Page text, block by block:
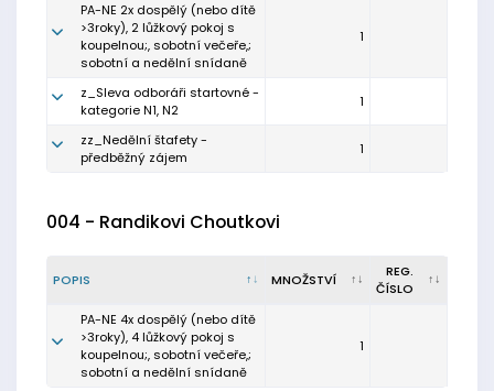
PA-NE 2x dospělý (nebo dítě
>3roky), 2 lůžkový pokoj s
koupelnou;, sobotní večeře,;
sobotní a nedělní snídaně
1
z_Sleva odboráři startovné -
kategorie N1, N2
1
zz_Nedělní štafety -
předběžný zájem
1
004 - Randikovi Choutkovi
POPIS MNOŽSTVÍ
REG.
ČÍSLO
PA-NE 4x dospělý (nebo dítě
>3roky), 4 lůžkový pokoj s
koupelnou;, sobotní večeře,;
sobotní a nedělní snídaně
1